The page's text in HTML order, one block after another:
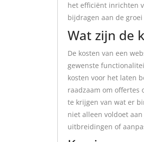
het efficiënt inrichten
bijdragen aan de
Wat zijn de
De kosten van een
gewenste
kosten voor het laten
raadzaam om offertes
te krijgen van wat er
niet alleen voldoet
uitbreidingen of